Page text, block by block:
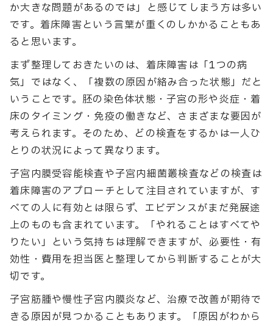
か大きな問題があるのでは」と感じてしまう方は多い
です。着床障害という言葉が重くのしかかることもあ
ると思います。
まず整理しておきたいのは、着床障害は「1つの病
気」ではなく、「複数の原因が絡み合った状態」だと
いうことです。胚の染色体状態・子宮の形や炎症・着
床のタイミング・免疫の働きなど、さまざまな要因が
考えられます。そのため、どの検査をするかは一人ひ
とりの状況によって異なります。
子宮内膜受容能検査や子宮内細菌叢検査などの検査は
着床障害のアプローチとして注目されていますが、す
べての人に有効とは限らず、エビデンスがまだ発展途
上のものも含まれています。「やれることはすべてや
りたい」という気持ちは理解できますが、必要性・有
効性・費用を担当医と整理してから判断することが大
切です。
子宮筋腫や慢性子宮内膜炎など、治療で改善が期待で
きる原因が見つかることもあります。「原因がわから